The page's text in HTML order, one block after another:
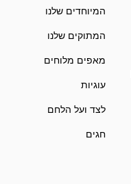
המיוחדים שלנו
המתוקים שלנו
מאפים מלוחים
עוגיות
לצד ועל הלחם
חגים